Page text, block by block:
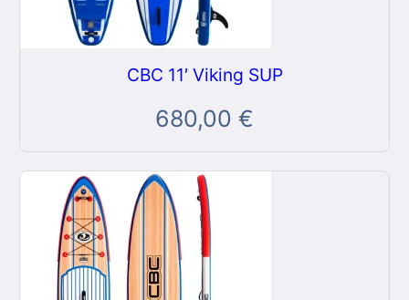
CBC 11′ Viking SUP
680,00 €